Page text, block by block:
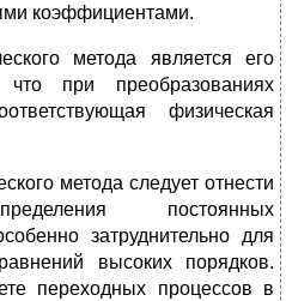
коэффициентами.
метода является его
что при преобразованиях
физическая
метода следует отнести
постоянных
затруднительно для
высоких порядков.
переходных процессов в